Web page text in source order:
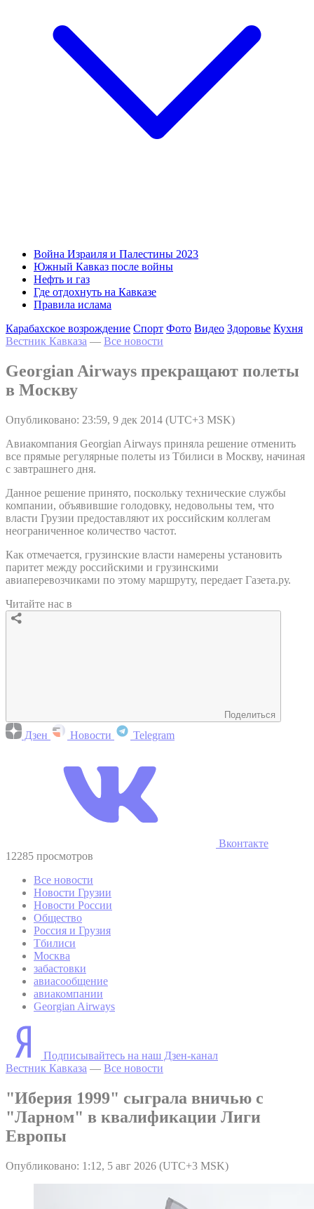
Война Израиля и Палестины 2023
Южный Кавказ после войны
Нефть и газ
Где отдохнуть на Кавказе
Правила ислама
Карабахское возрождение Спорт Фото Видео Здоровье Кухня
Вестник Кавказа — Все новости
Georgian Airways прекращают полеты
в Москву
Опубликовано: 23:59, 9 дек 2014 (UTC+3 MSK)
Авиакомпания Georgian Airways приняла решение отменить
все прямые регулярные полеты из Тбилиси в Москву, начиная
с завтрашнего дня.
Данное решение принято, поскольку технические службы
компании, объявившие голодовку, недовольны тем, что
власти Грузии предоставляют их российским коллегам
неограниченное количество частот.
Как отмечается, грузинские власти намерены установить
паритет между российскими и грузинскими
авиаперевозчиками по этому маршруту, передает Газета.ру.
Читайте нас в
Поделиться
Дзен Новости Telegram
Вконтакте
12285 просмотров
Все новости
Новости Грузии
Новости России
Общество
Россия и Грузия
Тбилиси
Москва
забастовки
авиасообщение
авиакомпании
Georgian Airways
Подписывайтесь на наш Дзен-канал
Вестник Кавказа — Все новости
"Иберия 1999" сыграла вничью с
"Ларном" в квалификации Лиги
Европы
Опубликовано: 1:12, 5 авг 2026 (UTC+3 MSK)